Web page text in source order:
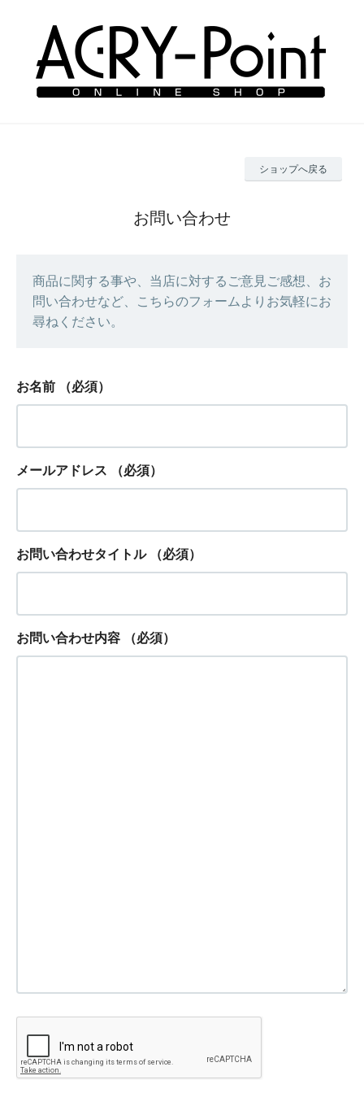
ショップへ戻る
お問い合わせ
商品に関する事や、当店に対するご意見ご感想、お
問い合わせなど、こちらのフォームよりお気軽にお
尋ねください。
お名前 （必須）
メールアドレス （必須）
お問い合わせタイトル （必須）
お問い合わせ内容 （必須）